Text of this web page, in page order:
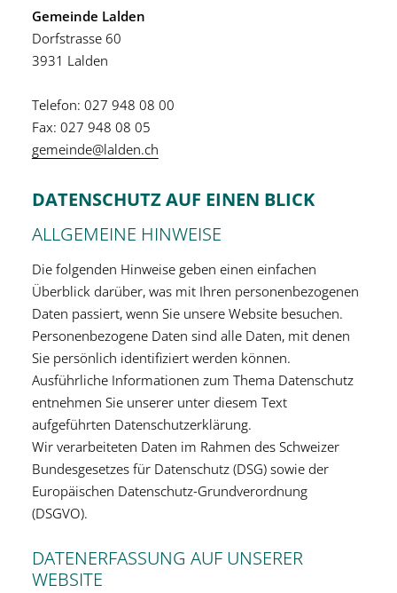
Gemeinde Lalden
Dorfstrasse 60
3931 Lalden
Telefon: 027 948 08 00
Fax: 027 948 08 05
gemeinde@lalden.ch
DATENSCHUTZ AUF EINEN BLICK
ALLGEMEINE HINWEISE
Die folgenden Hinweise geben einen einfachen
Überblick darüber, was mit Ihren personenbezogenen
Daten passiert, wenn Sie unsere Website besuchen.
Personenbezogene Daten sind alle Daten, mit denen
Sie persönlich identifiziert werden können.
Ausführliche Informationen zum Thema Datenschutz
entnehmen Sie unserer unter diesem Text
aufgeführten Datenschutzerklärung.
Wir verarbeiteten Daten im Rahmen des Schweizer
Bundesgesetzes für Datenschutz (DSG) sowie der
Europäischen Datenschutz-Grundverordnung
(DSGVO).
DATENERFASSUNG AUF UNSERER
WEBSITE